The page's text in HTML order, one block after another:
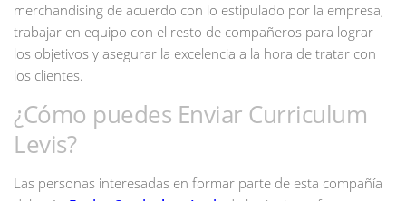
merchandising de acuerdo con lo estipulado por la empresa,
trabajar en equipo con el resto de compañeros para lograr
los objetivos y asegurar la excelencia a la hora de tratar con
los clientes.
¿Cómo puedes Enviar Curriculum
Levis?
Las personas interesadas en formar parte de esta compañía